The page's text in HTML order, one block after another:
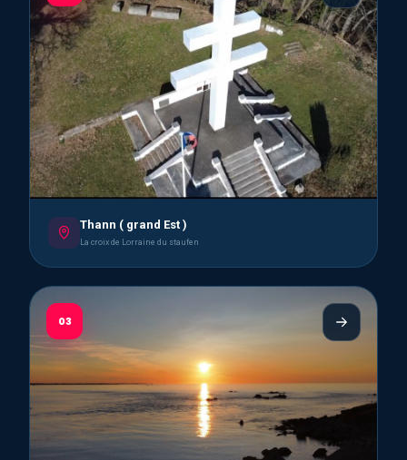
Thann ( grand Est )
La croix de Lorraine du staufen
03